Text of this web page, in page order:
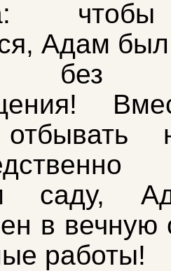
Адам был
без
саду,
в вечную
работы!